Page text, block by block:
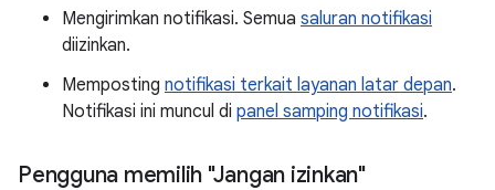
Mengirimkan notifikasi. Semua saluran notifikasi
diizinkan.
Memposting notifikasi terkait layanan latar depan.
Notifikasi ini muncul di panel samping notifikasi.
Pengguna memilih "Jangan izinkan"